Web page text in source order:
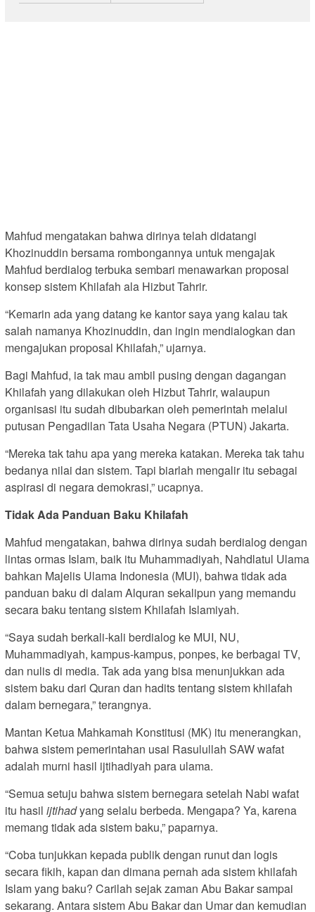
Mahfud mengatakan bahwa dirinya telah didatangi
Khozinuddin bersama rombongannya untuk mengajak
Mahfud berdialog terbuka sembari menawarkan proposal
konsep sistem Khilafah ala Hizbut Tahrir.
“Kemarin ada yang datang ke kantor saya yang kalau tak
salah namanya Khozinuddin, dan ingin mendialogkan dan
mengajukan proposal Khilafah,” ujarnya.
Bagi Mahfud, ia tak mau ambil pusing dengan dagangan
Khilafah yang dilakukan oleh Hizbut Tahrir, walaupun
organisasi itu sudah dibubarkan oleh pemerintah melalui
putusan Pengadilan Tata Usaha Negara (PTUN) Jakarta.
“Mereka tak tahu apa yang mereka katakan. Mereka tak tahu
bedanya nilai dan sistem. Tapi biarlah mengalir itu sebagai
aspirasi di negara demokrasi,” ucapnya.
Tidak Ada Panduan Baku Khilafah
Mahfud mengatakan, bahwa dirinya sudah berdialog dengan
lintas ormas Islam, baik itu Muhammadiyah, Nahdlatul Ulama
bahkan Majelis Ulama Indonesia (MUI), bahwa tidak ada
panduan baku di dalam Alquran sekalipun yang memandu
secara baku tentang sistem Khilafah Islamiyah.
“Saya sudah berkali-kali berdialog ke MUI, NU,
Muhammadiyah, kampus-kampus, ponpes, ke berbagai TV,
dan nulis di media. Tak ada yang bisa menunjukkan ada
sistem baku dari Quran dan hadits tentang sistem khilafah
dalam bernegara,” terangnya.
Mantan Ketua Mahkamah Konstitusi (MK) itu menerangkan,
bahwa sistem pemerintahan usai Rasulullah SAW wafat
adalah murni hasil ijtihadiyah para ulama.
“Semua setuju bahwa sistem bernegara setelah Nabi wafat
itu hasil ijtihadyang selalu berbeda. Mengapa? Ya, karena
memang tidak ada sistem baku,” paparnya.
“Coba tunjukkan kepada publik dengan runut dan logis
secara fikih, kapan dan dimana pernah ada sistem khilafah
Islam yang baku? Carilah sejak zaman Abu Bakar sampai
sekarang. Antara sistem Abu Bakar dan Umar dan kemudian